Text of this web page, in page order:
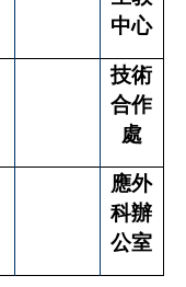
中心
技術
合作
處
應外
科辦
公室